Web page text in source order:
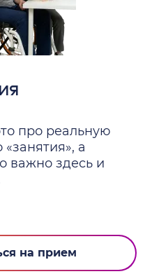
про реальную
а
важно здесь и
на прием